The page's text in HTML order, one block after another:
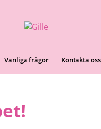
Vanliga frågor Kontakta oss